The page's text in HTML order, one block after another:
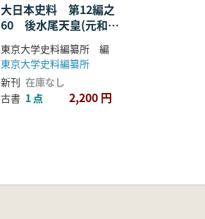
大日本史料 第12編之
60 後水尾天皇(元和9
年正月-同年2月)
東京大学史料編纂所 編
東京大学史料編纂所
新刊 在庫なし
古書 1 点 2,200 円